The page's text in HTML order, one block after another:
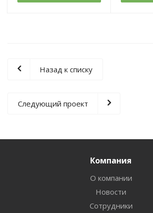
Назад к списку
Следующий проект
Компания
О компании
Новости
Сотрудники